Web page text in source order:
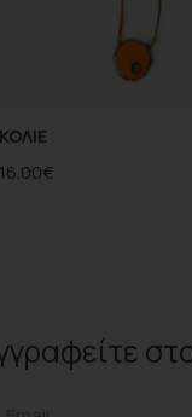
ΚΟΛΙΕ
16.00€